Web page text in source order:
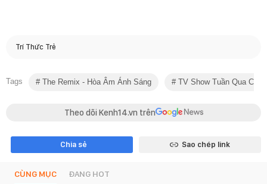
Trí Thức Trẻ
Tags The Remix - Hòa Âm Ánh Sáng TV Show Tuần Qua Có
Theo dõi Kenh14.vn trên
Chia sẻ Sao chép link
CÙNG MỤC ĐANG HOT